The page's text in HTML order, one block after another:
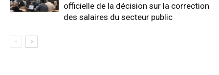
officielle de la décision sur la correction
des salaires du secteur public